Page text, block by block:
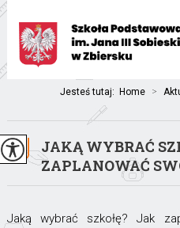
Jesteś tutaj: Home >
JAKĄ WYBRAĆ
ZAPLANOWAĆ
Jaką wybrać szkołę? Jak